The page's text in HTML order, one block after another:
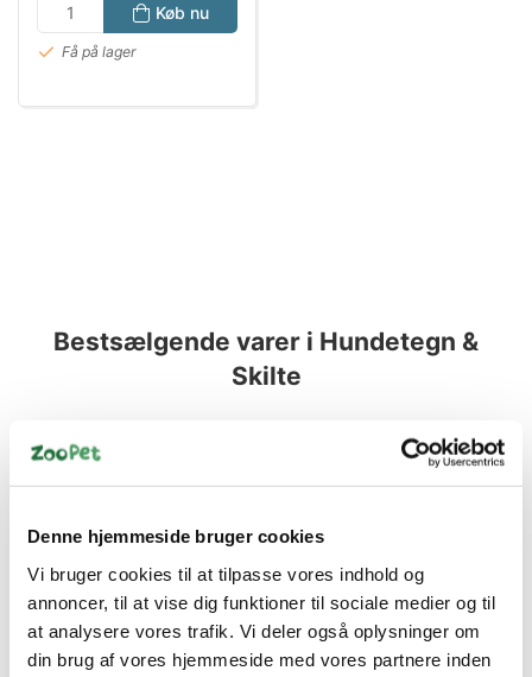
Denne hjemmeside bruger cookies
Vi bruger cookies til at tilpasse vores indhold og
annoncer, til at vise dig funktioner til sociale medier og til
at analysere vores trafik. Vi deler også oplysninger om
din brug af vores hjemmeside med vores partnere inden
Køb nu
Få på lager
Bestsælgende varer i Hundetegn &
Skilte
Spar 70%
5705574105001
Skilt "Advarsel" Hvid